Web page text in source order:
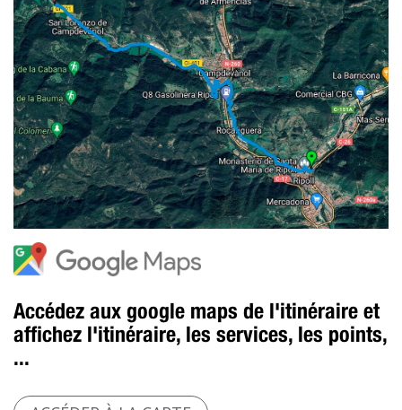
Accédez aux google maps de l'itinéraire et
affichez l'itinéraire, les services, les points,
...